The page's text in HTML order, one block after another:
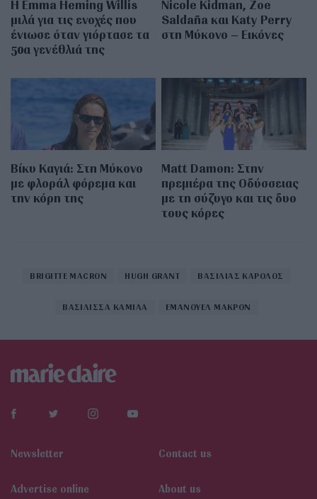
H Emma Heming Willis
μιλά για τις ενοχές που
ένιωσε όταν γιόρτασε τα
50α γενέθλιά της
Nicole Kidman, Zoe
Saldaña και Katy Perry
στη Μύκονο – Εικόνες
Βίκυ Καγιά: Στη Μύκονο
με φλοράλ φόρεμα και
την κόρη της
Matt Damon: Στην
πρεμιέρα της Οδύσσειας
με τη σύζυγο και τις δυο
τους κόρες
BRIGITTE MACRON HUGH GRANT ΒΑΣΙΛΙΑΣ ΚΑΡΟΛΟΣ
ΒΑΣΙΛΙΣΣΑ ΚΑΜΙΛΑ ΕΜΑΝΟΥΕΛ ΜΑΚΡΟΝ
Newsletter Contact us
Αdvertise online About us